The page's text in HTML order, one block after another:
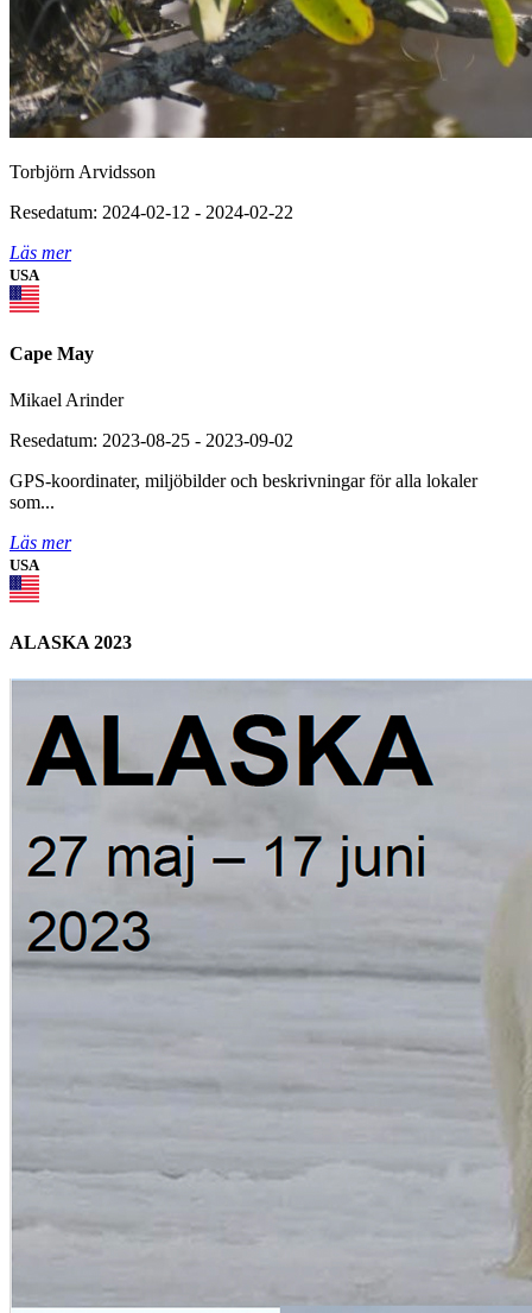
Torbjörn Arvidsson
Resedatum: 2024-02-12 - 2024-02-22
Läs mer
USA
Cape May
Mikael Arinder
Resedatum: 2023-08-25 - 2023-09-02
GPS-koordinater, miljöbilder och beskrivningar för alla lokaler
som...
Läs mer
USA
ALASKA 2023